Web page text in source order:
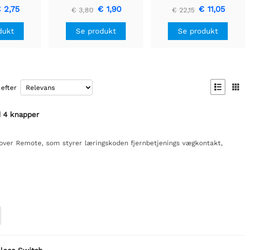
stik
2,75
Switch
€ 3,80 € 1,90
Se produkt
Meter Switch 16A
€ 22,15 € 11,05
Se produkt
 
4 knapper
Remote, som styrer læringskoden fjernbetjenings vægkontakt,